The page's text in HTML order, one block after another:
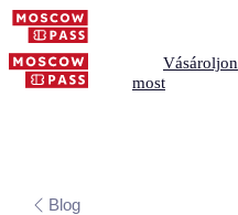
Vásároljon
most
Blog